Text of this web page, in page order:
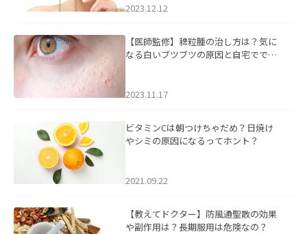
2023.12.12
【医師監修】稗粒腫の治し方は？気に
なる白いブツブツの原因と自宅ででき
2023.11.17
ビタミンCは朝つけちゃだめ？日焼け
やシミの原因になるってホント？
2021.09.22
【教えてドクター】防風通聖散の効果
や副作用は？長期服用は危険なの？